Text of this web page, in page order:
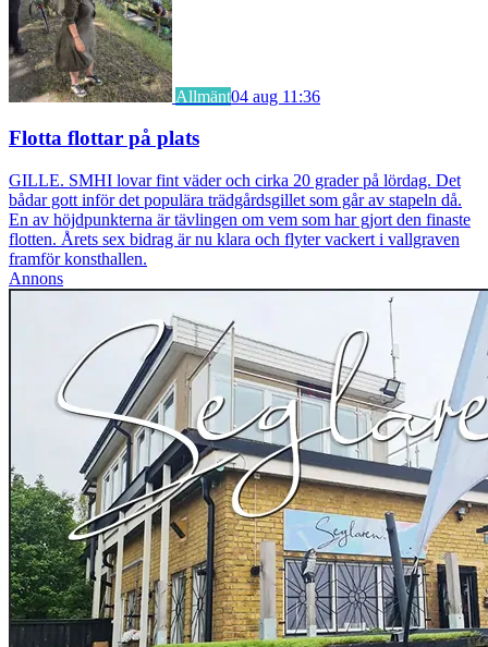
Allmänt04 aug 11:36
Flotta flottar på plats
GILLE. SMHI lovar fint väder och cirka 20 grader på lördag. Det
bådar gott inför det populära trädgårdsgillet som går av stapeln då.
En av höjdpunkterna är tävlingen om vem som har gjort den finaste
flotten. Årets sex bidrag är nu klara och flyter vackert i vallgraven
framför konsthallen.
Annons